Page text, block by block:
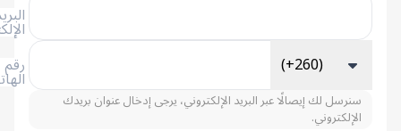
الإلكتروني
الهاتف (+260)
سنرسل لك إيصالًا عبر البريد الإلكتروني، يرجى إدخال عنوان بريدك
الإلكتروني.